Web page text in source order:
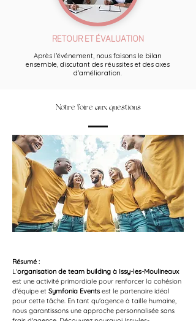
RETOUR ET ÉVALUATION
Après l’événement, nous faisons le bilan
ensemble, discutant des réussites et des axes
d’amélioration.
Notre foire aux questions
Résumé :
L'organisation de team building à Issy-les-Moulineaux
est une activité primordiale pour renforcer la cohésion
d'équipe et Symfonia Events est le partenaire idéal
pour cette tâche. En tant qu'agence à taille humaine,
nous garantissons une approche personnalisée sans